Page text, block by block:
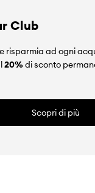
Club
risparmia ad ogni
20%di sconto
Scopri di più